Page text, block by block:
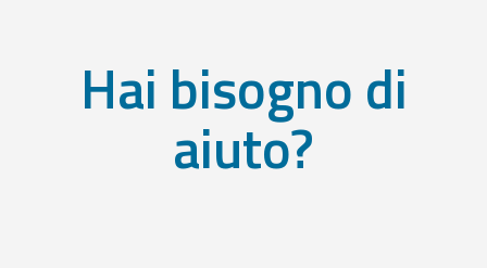
Hai bisogno di
aiuto?